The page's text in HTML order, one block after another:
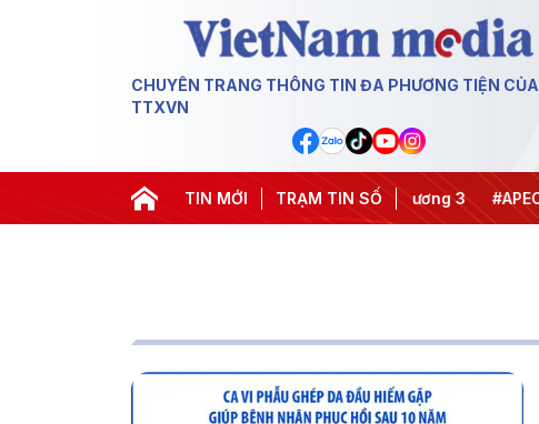
CHUYÊN TRANG THÔNG TIN ĐA PHƯƠNG TIỆN CỦA
TTXVN
TIN MỚI TRẠM TIN SỐ
#Hội nghị Trung ương 3 #APEC 2027